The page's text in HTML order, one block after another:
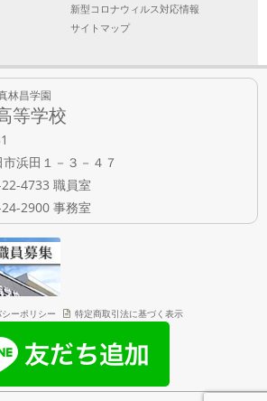
新型コロナウィルス対応情報
サイトマップ
林昌学園
等学校
浜田１－３－４７
4733 職員室
2900 事務室
ーポリシー 特定商取引法に基づく表示